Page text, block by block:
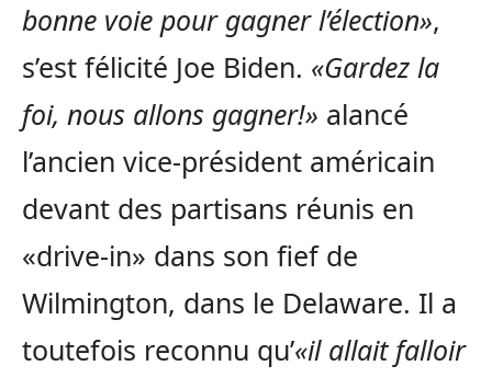
bonne voie pour gagner l’élection»,
s’est félicité Joe Biden. «Gardez la
foi, nous allons gagner!» alancé
l’ancien vice-président américain
devant des partisans réunis en
«drive-in» dans son fief de
Wilmington, dans le Delaware. Il a
toutefois reconnu qu’«il allait falloir